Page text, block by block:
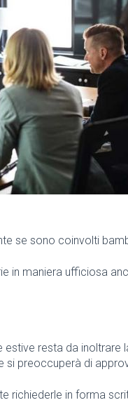
se sono coinvolti
in maniera ufficiosa
resta da inoltrare
si preoccuperà di
richiederle in forma